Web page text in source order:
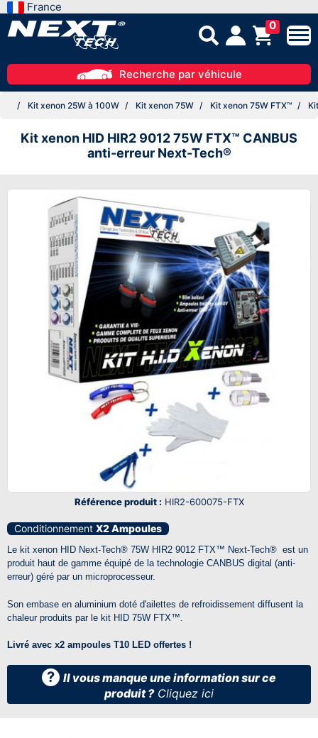
France
0
Recherche par véhicule
Kit xenon 25W à 100W Kit xenon 75W Kit xenon 75W FTX™
Kit xenon HID HIR2 9012 75W FTX™ CANBUS
anti-erreur Next-Tech®
Référence produit : HIR2-600075-FTX
Conditionnement X2 Ampoules
Le kit xenon HID Next-Tech® 75W HIR2 9012 FTX™ Next-Tech® est un
produit haut de gamme équipé de la technologie CANBUS digital (anti-
erreur) géré par un microprocesseur.
Son embase en aluminium doté d'ailettes de refroidissement diffusent la
chaleur produits par le kit HID 75W FTX™.
Livré avec x2 ampoules T10 LED offertes !
? Il vous manque une information sur ce
produit ? Cliquez ici